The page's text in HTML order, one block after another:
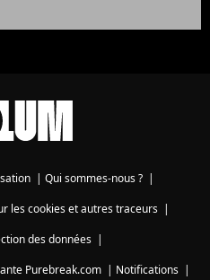
| Qui sommes-nous ? |
les cookies et autres traceurs|
des données|
Purebreak.com | Notifications |